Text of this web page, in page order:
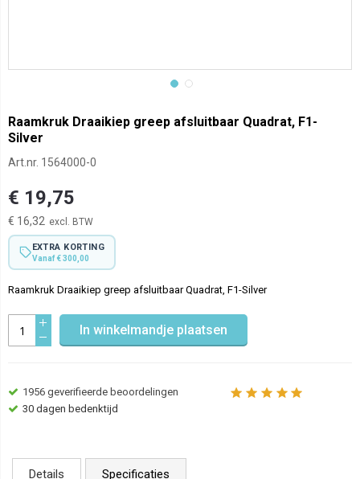
Raamkruk Draaikiep greep afsluitbaar Quadrat, F1-
Silver
Art.nr. 1564000-0
€ 19,75
€ 16,32
EXTRA KORTING
Vanaf € 300,00
Raamkruk Draaikiep greep afsluitbaar Quadrat, F1-Silver
In winkelmandje plaatsen
1956 geverifieerde beoordelingen
30 dagen bedenktijd
Details Specificaties